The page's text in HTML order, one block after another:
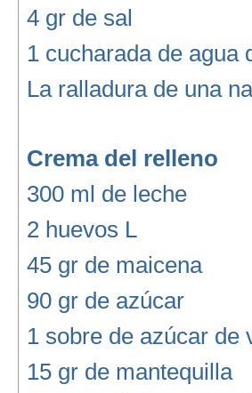
4 gr de sal
1 cucharada de agua
La ralladura de una
Crema del relleno
300 ml de leche
2 huevos L
45 gr de maicena
90 gr de azúcar
1 sobre de azúcar de
15 gr de mantequilla